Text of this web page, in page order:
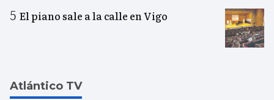
El piano sale a la calle en Vigo
Atlántico TV